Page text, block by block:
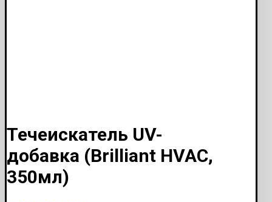
Течеискатель UV-
добавка (Brilliant HVAC,
350мл)